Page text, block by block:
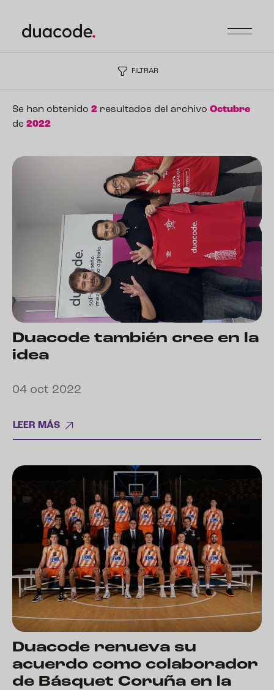
FILTRAR
Se han obtenido 2 resultados del archivo Octubre
de 2022
Duacode también cree en la
idea
04 oct 2022
LEER MÁS
Duacode renueva su
acuerdo como colaborador
de Básquet Coruña en la